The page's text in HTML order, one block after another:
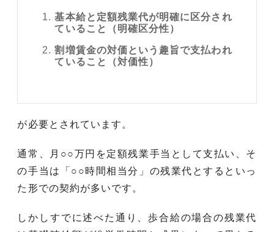
基本給と定額残業代が明確に区分され
ていること（明確区分性）
割増賃金の対価という趣旨で支払われ
ていること（対価性）
が必要とされています。
通常、月○○万円を定額残業手当として支払い、そ
の手当は「○○時間相当分」の残業代とするといっ
た形での契約が多いです。
しかしすでに述べた通り、歩合給の場合の残業代